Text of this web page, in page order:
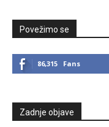
Povežimo se
86,315 Fans
Zadnje objave